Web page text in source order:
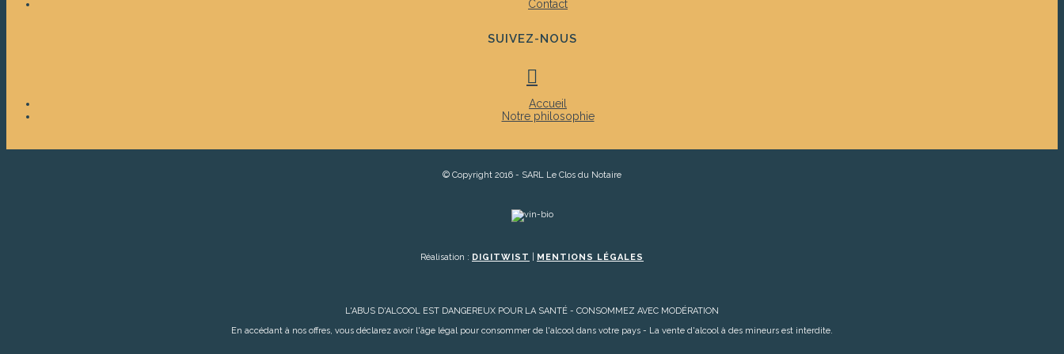
Contact
SUIVEZ-NOUS
Accueil
Notre philosophie
© Copyright 2016 - SARL Le Clos du Notaire
Réalisation : DIGITWIST MENTIONS LÉGALES
L'ABUS D'ALCOOL EST DANGEREUX POUR LA SANTÉ - CONSOMMEZ AVEC MODÉRATION
En accédant à nos offres, vous déclarez avoir l'âge légal pour consommer de l'alcool dans votre pays - La vente d'alcool à des mineurs est interdite.